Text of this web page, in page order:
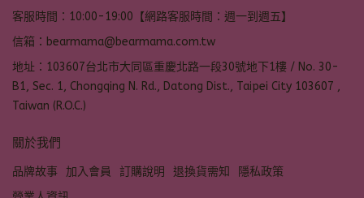
客服時間：10:00-19:00【網路客服時間：週一到週五】
信箱：bearmama@bearmama.com.tw
地址：103607台北市大同區重慶北路一段30號地下1樓 / No. 30-
B1, Sec. 1, Chongqing N. Rd., Datong Dist., Taipei City 103607 ,
Taiwan (R.O.C.)
關於我們
品牌故事 加入會員 訂購說明 退換貨需知
隱私政策